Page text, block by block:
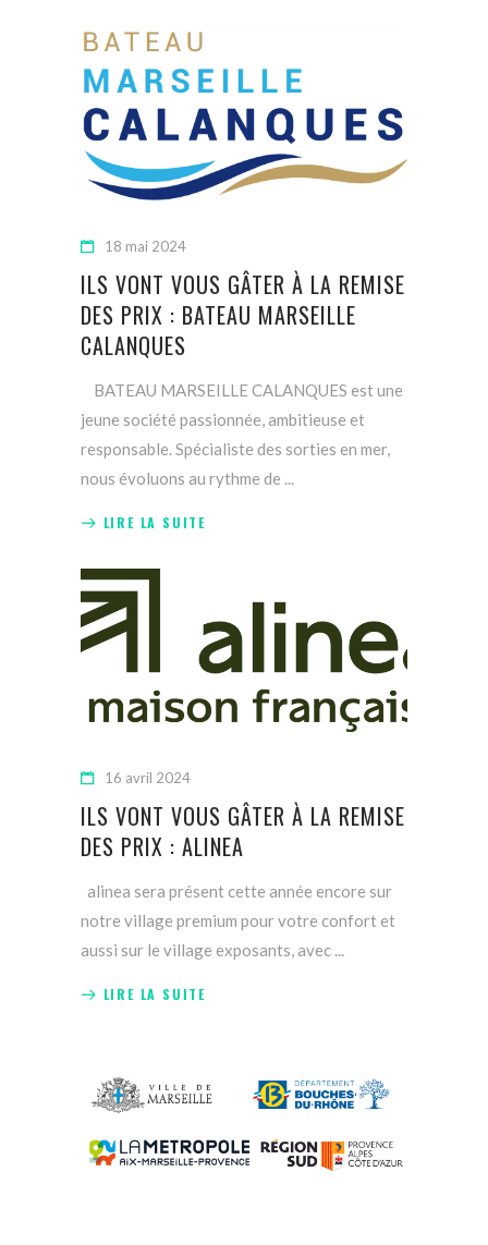
18 mai 2024
ILS VONT VOUS GÂTER À LA REMISE
DES PRIX : BATEAU MARSEILLE
CALANQUES
BATEAU MARSEILLE CALANQUES est une
jeune société passionnée, ambitieuse et
responsable. Spécialiste des sorties en mer,
nous évoluons au rythme de
LIRE LA SUITE
16 avril 2024
ILS VONT VOUS GÂTER À LA REMISE
DES PRIX : ALINEA
alinea sera présent cette année encore sur
notre village premium pour votre confort et
aussi sur le village exposants, avec
LIRE LA SUITE